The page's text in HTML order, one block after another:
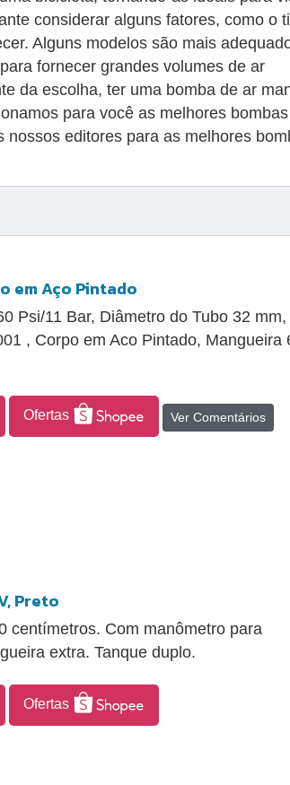
considerar alguns fatores, como o
Alguns modelos são mais
fornecer grandes volumes de ar
da escolha, ter uma bomba de ar
para você as melhores
editores para as melhores
em Aço Pintado
Psi/11 Bar, Diâmetro do Tubo 32 mm,
, Corpo em Aco Pintado, Mangueira
Ofertas Ver Comentários
Preto
centímetros. Com manômetro para
extra. Tanque duplo.
Ofertas